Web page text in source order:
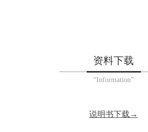
资料下载
“Information”
说明书下载→